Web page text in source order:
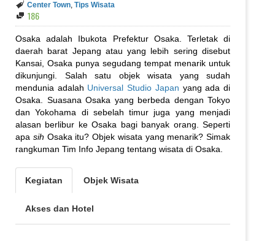
Center Town, Tips Wisata
186
Osaka adalah Ibukota Prefektur Osaka. Terletak di
daerah barat Jepang atau yang lebih sering disebut
Kansai, Osaka punya segudang tempat menarik untuk
dikunjungi. Salah satu objek wisata yang sudah
mendunia adalah Universal Studio Japan yang ada di
Osaka. Suasana Osaka yang berbeda dengan Tokyo
dan Yokohama di sebelah timur juga yang menjadi
alasan berlibur ke Osaka bagi banyak orang. Seperti
apa sih Osaka itu? Objek wisata yang menarik? Simak
rangkuman Tim Info Jepang tentang wisata di Osaka.
Kegiatan Objek Wisata
Akses dan Hotel